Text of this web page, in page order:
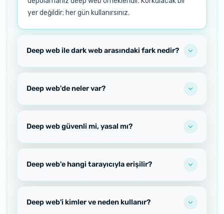
yer değildir; her gün kullanırsınız.
Deep web ile dark web arasındaki fark nedir?
Deep web'de neler var?
Deep web güvenli mi, yasal mı?
Deep web'e hangi tarayıcıyla erişilir?
Deep web'i kimler ve neden kullanır?